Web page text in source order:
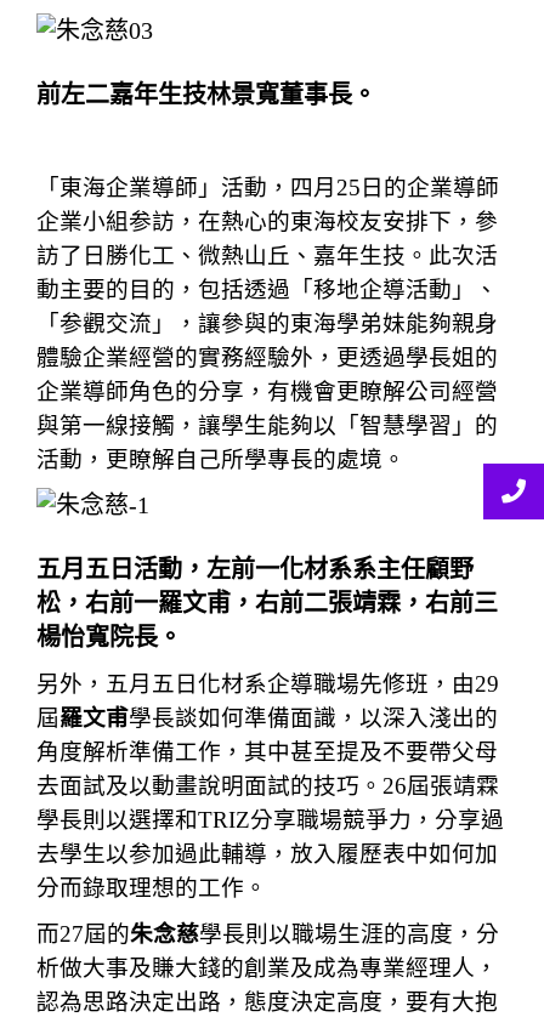
前左二嘉年生技林景寬董事長。
「東海企業導師」活動，四月25日的企業導師
企業小組参訪，在熱心的東海校友安排下，參
訪了日勝化工、微熱山丘、嘉年生技。此次活
動主要的目的，包括透過「移地企導活動」、
「参觀交流」，讓參與的東海學弟妹能夠親身
體驗企業經營的實務經驗外，更透過學長姐的
企業導師角色的分享，有機會更瞭解公司經營
與第一線接觸，讓學生能夠以「智慧學習」的
活動，更瞭解自己所學專長的處境。
五月五日活動，左前一化材系系主任顧野
松，右前一羅文甫，右前二張靖霖，右前三
楊怡寬院長。
另外，五月五日化材系企導職場先修班，由29
屆羅文甫學長談如何準備面識，以深入淺出的
角度解析準備工作，其中甚至提及不要帶父母
去面試及以動畫說明面試的技巧。26屆張靖霖
學長則以選擇和TRIZ分享職場競爭力，分享過
去學生以参加過此輔導，放入履歷表中如何加
分而錄取理想的工作。
而27屆的朱念慈學長則以職場生涯的高度，分
析做大事及賺大錢的創業及成為專業經理人，
認為思路決定出路，態度決定高度，要有大抱